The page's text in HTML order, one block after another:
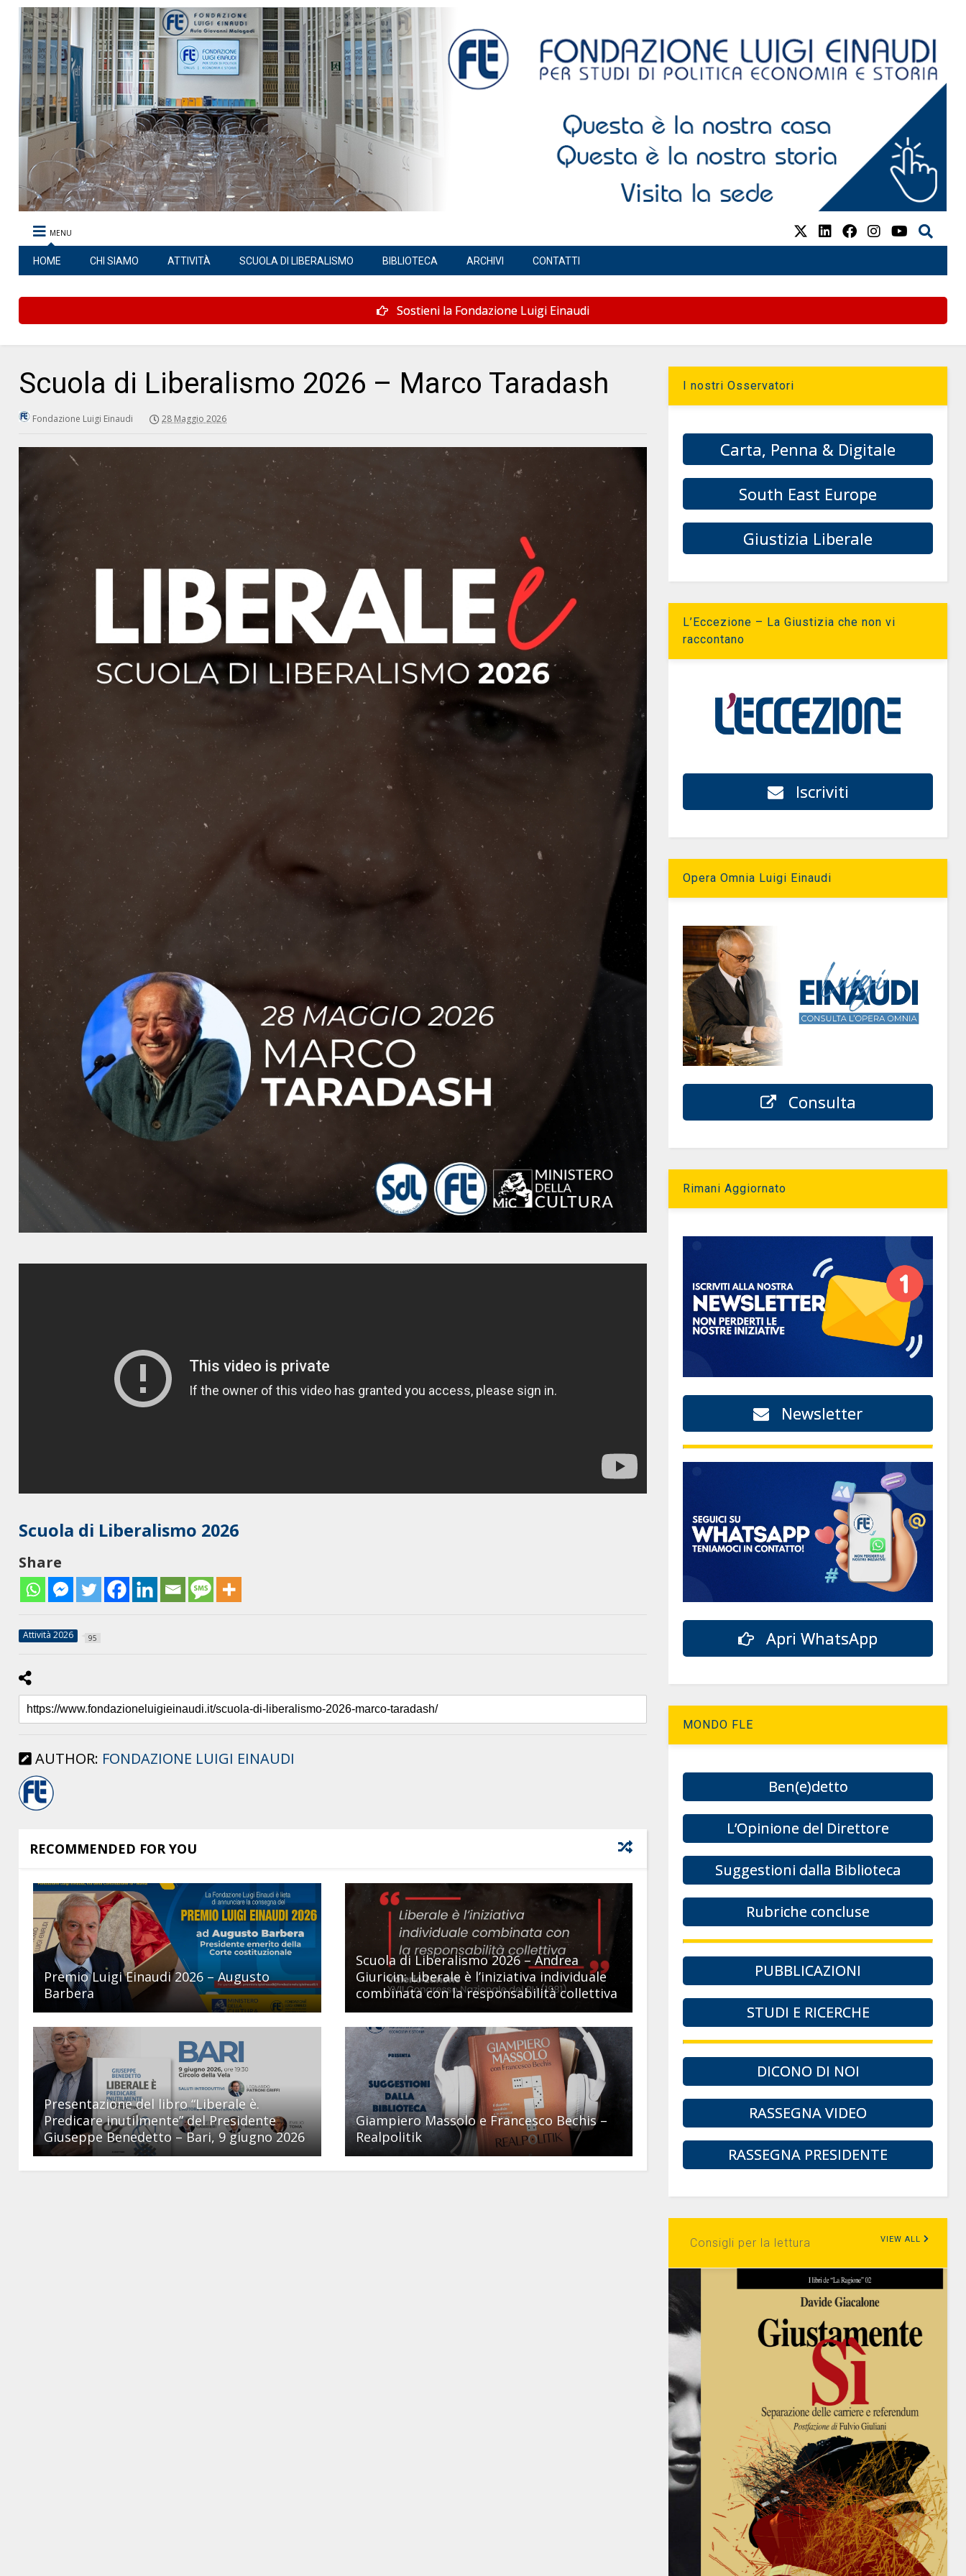
MENU
HOME CHI SIAMO ATTIVITÀ SCUOLA DI LIBERALISMO BIBLIOTECA ARCHIVI CONTATTI
Sostieni la Fondazione Luigi Einaudi
Scuola di Liberalismo 2026 – Marco Taradash
Fondazione Luigi Einaudi 28 Maggio 2026
Scuola di Liberalismo 2026
Share
Attività 2026 95
AUTHOR: FONDAZIONE LUIGI EINAUDI
RECOMMENDED FOR YOU
Premio Luigi Einaudi 2026 – Augusto
Barbera
Scuola di Liberalismo 2026 – Andrea
Giuricin: Liberale è l’iniziativa individuale
combinata con la responsabilità collettiva
Presentazione del libro “Liberale è.
Predicare inutilmente” del Presidente
Giuseppe Benedetto – Bari, 9 giugno 2026
Giampiero Massolo e Francesco Bechis –
Realpolitik
I nostri Osservatori
Carta, Penna & Digitale
South East Europe
Giustizia Liberale
L’Eccezione – La Giustizia che non vi
raccontano
Iscriviti
Opera Omnia Luigi Einaudi
Consulta
Rimani Aggiornato
Newsletter
Apri WhatsApp
MONDO FLE
Ben(e)detto
L’Opinione del Direttore
Suggestioni dalla Biblioteca
Rubriche concluse
PUBBLICAZIONI
STUDI E RICERCHE
DICONO DI NOI
RASSEGNA VIDEO
RASSEGNA PRESIDENTE
Consigli per la lettura VIEW ALL